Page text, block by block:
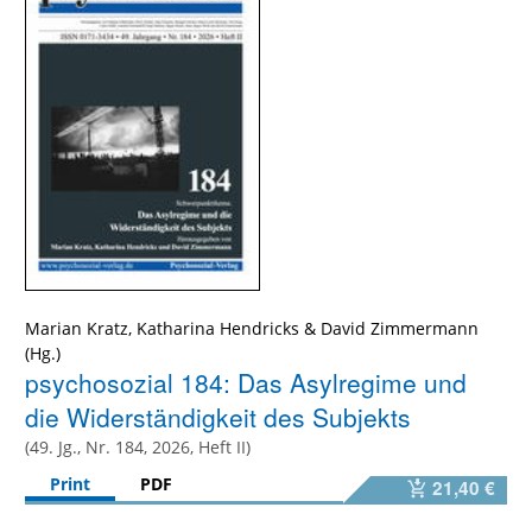
Marian Kratz, Katharina Hendricks & David Zimmermann
(Hg.)
psychosozial 184: Das Asylregime und
die Widerständigkeit des Subjekts
(49. Jg., Nr. 184, 2026, Heft II)
Print
PDF 21,40 €